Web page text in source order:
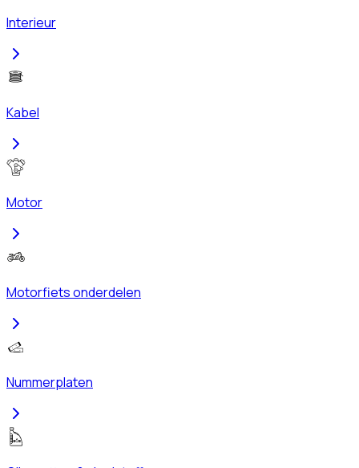
Interieur
Kabel
Motor
Motorfiets onderdelen
Nummerplaten